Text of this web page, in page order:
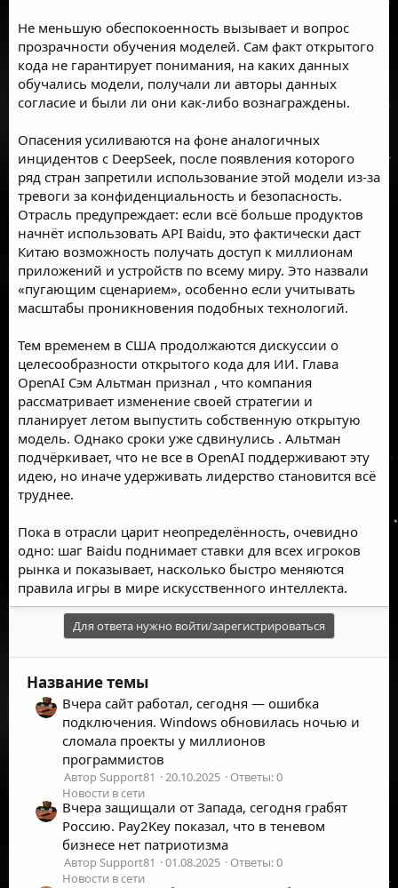
Не меньшую обеспокоенность вызывает и вопрос
прозрачности обучения моделей. Сам факт открытого
кода не гарантирует понимания, на каких данных
обучались модели, получали ли авторы данных
согласие и были ли они как-либо вознаграждены.
Опасения усиливаются на фоне аналогичных
инцидентов с DeepSeek, после появления которого
ряд стран запретили использование этой модели из-за
тревоги за конфиденциальность и безопасность.
Отрасль предупреждает: если всё больше продуктов
начнёт использовать API Baidu, это фактически даст
Китаю возможность получать доступ к миллионам
приложений и устройств по всему миру. Это назвали
«пугающим сценарием», особенно если учитывать
масштабы проникновения подобных технологий.
Тем временем в США продолжаются дискуссии о
целесообразности открытого кода для ИИ. Глава
OpenAI Сэм Альтман признал , что компания
рассматривает изменение своей стратегии и
планирует летом выпустить собственную открытую
модель. Однако сроки уже сдвинулись . Альтман
подчёркивает, что не все в OpenAI поддерживают эту
идею, но иначе удерживать лидерство становится всё
труднее.
Пока в отрасли царит неопределённость, очевидно
одно: шаг Baidu поднимает ставки для всех игроков
рынка и показывает, насколько быстро меняются
правила игры в мире искусственного интеллекта.
Для ответа нужно войти/зарегистрироваться
Название темы
Вчера сайт работал, сегодня — ошибка
подключения. Windows обновилась ночью и
сломала проекты у миллионов
программистов
Автор Support81 20.10.2025
Ответы: 0
Новости в сети
Вчера защищали от Запада, сегодня грабят
Россию. Pay2Key показал, что в теневом
бизнесе нет патриотизма
Автор Support81 01.08.2025
Ответы: 0
Новости в сети